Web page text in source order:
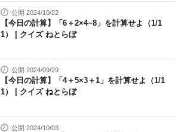
公開 2024/10/22
【今日の計算】「6＋2×4−8」を計算せよ（1/1
1） | クイズ ねとらぼ
公開 2024/09/29
【今日の計算】「4＋5×3＋1」を計算せよ（1/1
1） | クイズ ねとらぼ
公開 2024/10/03